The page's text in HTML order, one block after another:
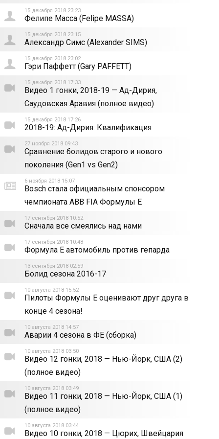
15 декабря 2018 23:23
Фелипе Масса (Felipe MASSA)
15 декабря 2018 23:15
Александр Симс (Alexander SIMS)
15 декабря 2018 23:02
Гэри Паффетт (Gary PAFFETT)
15 декабря 2018 17:33
Видео 1 гонки, 2018-19 — Ад-Дирия,
Саудовская Аравия (полное видео)
15 декабря 2018 17:26
2018-19: Ад-Дирия: Квалификация
27 ноября 2018 09:43
Сравнение болидов старого и нового
поколения (Gen1 vs Gen2)
6 ноября 2018 15:07
Bosch стала официальным спонсором
чемпионата ABB FIA Формулы E
17 сентября 2018 10:52
Сначала все смеялись над нами
17 сентября 2018 10:48
Формула Е автомобиль против гепарда
13 сентября 2018 02:59
Болид сезона 2016-17
10 августа 2018 15:52
Пилоты Формулы Е оценивают друг друга в
конце 4 сезона!
10 августа 2018 14:57
Аварии 4 сезона в ФЕ (сборка)
10 августа 2018 03:50
Видео 12 гонки, 2018 — Нью-Йорк, США (2)
(полное видео)
10 августа 2018 03:49
Видео 11 гонки, 2018 — Нью-Йорк, США (1)
(полное видео)
10 августа 2018 03:44
Видео 10 гонки, 2018 — Цюрих, Швейцария